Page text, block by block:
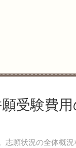
受験費
志願状況の全体概